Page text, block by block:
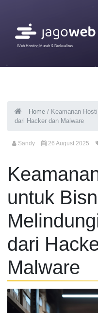
Web Hosting Murah & Berkualitas
Home / Keamanan
dari Hacker dan Malware
Sandy 26 August 2025
untuk
dari
Malware